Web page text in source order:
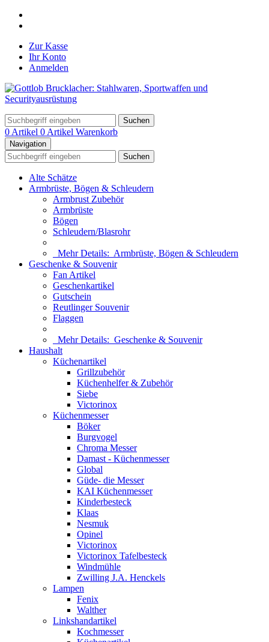
Zur Kasse
Ihr Konto
Anmelden
Suchen
0 Artikel 0 Artikel Warenkorb
Navigation
Suchen
Alte Schätze
Armbrüste, Bögen & Schleudern
Armbrust Zubehör
Armbrüste
Bögen
Schleudern/Blasrohr
Mehr Details: Armbrüste, Bögen & Schleudern
Geschenke & Souvenir
Fan Artikel
Geschenkartikel
Gutschein
Reutlinger Souvenir
Flaggen
Mehr Details: Geschenke & Souvenir
Haushalt
Küchenartikel
Grillzubehör
Küchenhelfer & Zubehör
Siebe
Victorinox
Küchenmesser
Böker
Burgvogel
Chroma Messer
Damast - Küchenmesser
Global
Güde- die Messer
KAI Küchenmesser
Kinderbesteck
Klaas
Nesmuk
Opinel
Victorinox
Victorinox Tafelbesteck
Windmühle
Zwilling J.A. Henckels
Lampen
Fenix
Walther
Linkshandartikel
Kochmesser